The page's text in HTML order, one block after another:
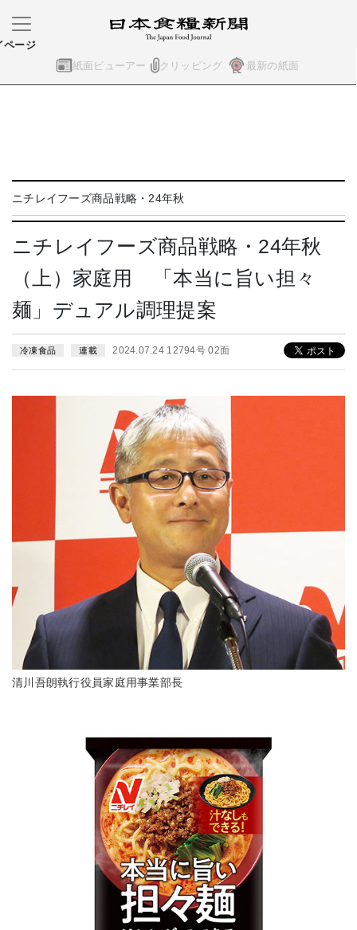
紙面ビューアー クリッピング 最新の紙面
ページ
ニチレイフーズ商品戦略・24年秋
ニチレイフーズ商品戦略・24年秋
（上）家庭用 「本当に旨い担々
麺」デュアル調理提案
冷凍食品 連載 2024.07.24 12794号 02面
清川吾朗執行役員家庭用事業部長